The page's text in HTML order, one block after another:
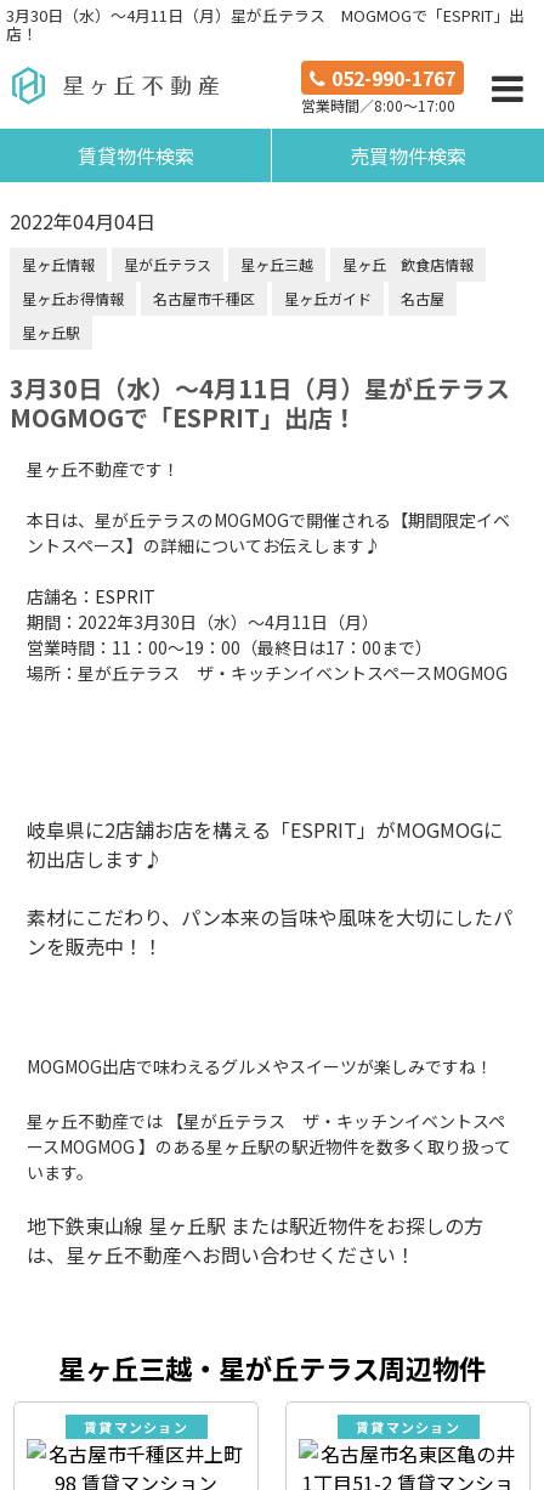
3月30日（水）〜4月11日（月）星が丘テラス MOGMOGで「ESPRIT」出
店！
052-990-1767
営業時間／8:00～17:00
賃貸物件検索 売買物件検索
2022年04月04日
星ヶ丘情報 星が丘テラス 星ヶ丘三越
星ヶ丘 飲食店情報
星ヶ丘お得情報
名古屋市千種区 星ヶ丘ガイド
名古屋
星ヶ丘駅
3月30日（水）〜4月11日（月）星が丘テラス
MOGMOGで「ESPRIT」出店！
星ヶ丘不動産です！
本日は、星が丘テラスのMOGMOGで開催される【期間限定イベ
ントスペース】の詳細についてお伝えします♪
店舗名： ESPRIT
期間：2022年3月30日（水）〜4月11日（月）
営業時間：11：00〜19：00（最終日は17：00まで）
場所：星が丘テラス ザ・キッチンイベントスペースMOGMOG
岐阜県に2店舗お店を構える「ESPRIT」がMOGMOGに
初出店します♪
素材にこだわり、パン本来の旨味や風味を大切にしたパ
ンを販売中！！
MOGMOG出店で味わえるグルメやスイーツが楽しみですね！
星ヶ丘不動産では 【星が丘テラス ザ・キッチンイベントスペ
ースMOGMOG 】のある星ヶ丘駅の駅近物件を数多く取り扱って
います。
地下鉄東山線 星ヶ丘駅 または駅近物件をお探しの方
は、星ヶ丘不動産へお問い合わせください！
星ヶ丘三越・星が丘テラス周辺物件
賃貸マンション 賃貸マンション